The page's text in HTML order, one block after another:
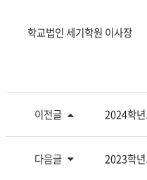
학교법인 세기학원 이사장
이전글 2024학
다음글 2023학